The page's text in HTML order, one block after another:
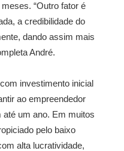
“Outro fator é
a credibilidade do
dando assim mais
André.
investimento inicial
ao empreendedor
até um ano. Em muitos
pelo baixo
alta lucratividade,